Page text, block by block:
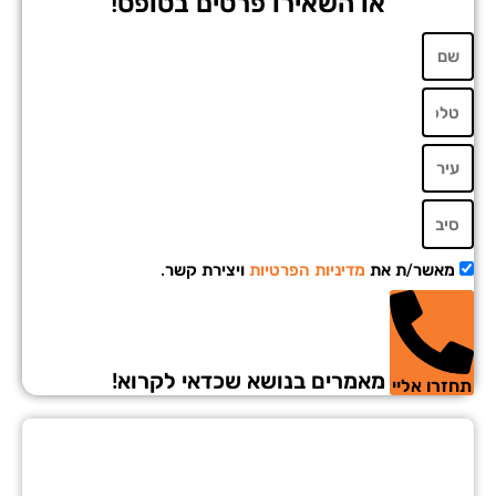
מאשר/ת אתמדיניות הפרטיותויצירת קשר.
אליי מאמרים בנושא שכדאי לקרוא!